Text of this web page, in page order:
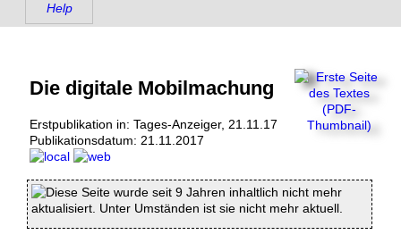
Help
Die digitale Mobilmachung
Erstpublikation in: Tages-Anzeiger, 21.11.17
Publikationsdatum: 21.11.2017
Diese Seite wurde seit 9 Jahren inhaltlich nicht mehr
aktualisiert. Unter Umständen ist sie nicht mehr aktuell.